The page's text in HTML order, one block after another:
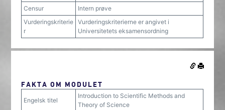
Censur
Intern prøve
Vurderingskriterie
r
Vurderingskriterierne er angivet i
Universitetets eksamensordning
FAKTA OM MODULET
Engelsk titel
Introduction to Scientific Methods and
Theory of Science